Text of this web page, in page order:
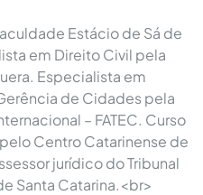
Estácio de Sá de
em Direito Civil pela
Especialista em
de Cidades pela
– FATEC. Curso
Centro Catarinense de
jurídico do Tribunal
Santa Catarina.<br>